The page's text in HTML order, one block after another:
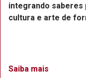
funcionários
ou
Saiba mais